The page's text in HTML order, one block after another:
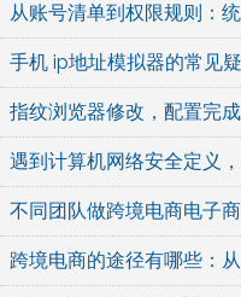
从账号清单到权限规则：
手机 ip地址模拟器的常见
指纹浏览器修改，配置完
遇到计算机网络安全定义
不同团队做跨境电商电子
跨境电商的途径有哪些：